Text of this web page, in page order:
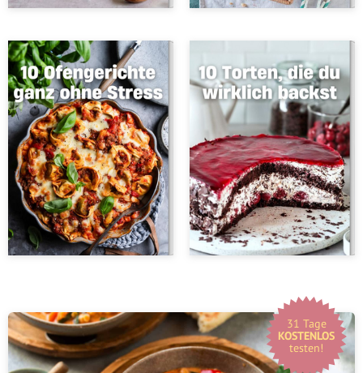
31 Tage
KOSTENLOS
testen!